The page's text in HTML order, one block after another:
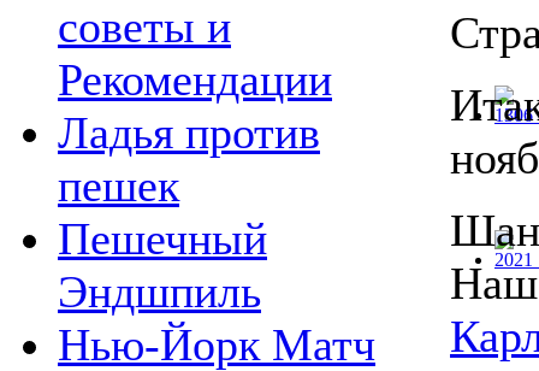
советы и
Рекомендации
Ладья против
пешек
Пешечный
Эндшпиль
Нью-Йорк Матч